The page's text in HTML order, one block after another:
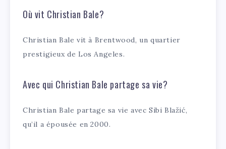
Où vit Christian Bale?
Christian Bale vit à Brentwood, un quartier
prestigieux de Los Angeles.
Avec qui Christian Bale partage sa vie?
Christian Bale partage sa vie avec Sibi Blažić,
qu’il a épousée en 2000.